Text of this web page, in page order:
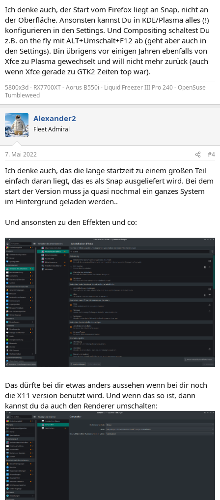
Ich denke auch, der Start vom Firefox liegt an Snap, nicht an
der Oberfläche. Ansonsten kannst Du in KDE/Plasma alles (!)
konfigurieren in den Settings. Und Compositing schaltest Du
z.B. on the fly mit ALT+Umschalt+F12 ab (geht aber auch in
den Settings). Bin übrigens vor einigen Jahren ebenfalls von
Xfce zu Plasma gewechselt und will nicht mehr zurück (auch
wenn Xfce gerade zu GTK2 Zeiten top war).
5800x3d - RX7700XT - Aorus B550i - Liquid Freezer III Pro 240 - OpenSuse
Tumbleweed
Alexander2
Fleet Admiral
7. Mai 2022 #4
Ich denke auch, das die lange startzeit zu einem großen Teil
einfach daran liegt, das es als Snap ausgeliefert wird. Bei dem
start der Version muss ja quasi nochmal ein ganzes System
im Hintergrund geladen werden..
Und ansonsten zu den Effekten und co:
Das dürfte bei dir etwas anders aussehen wenn bei dir noch
die X11 version benutzt wird. Und wenn das so ist, dann
kannst du da auch den Renderer umschalten: